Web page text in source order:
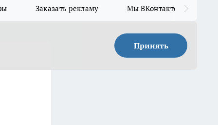
Заказать рекламу Мы ВКонтакте
Принять